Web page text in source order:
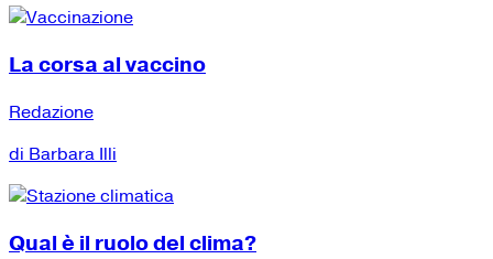
La corsa al vaccino
Redazione
di Barbara Illi
Qual è il ruolo del clima?